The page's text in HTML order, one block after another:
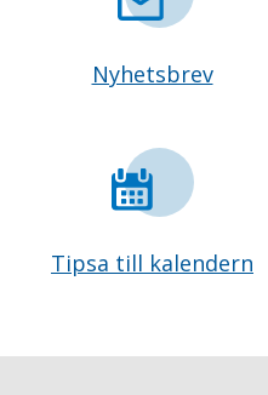
Nyhetsbrev
Tipsa till kalendern